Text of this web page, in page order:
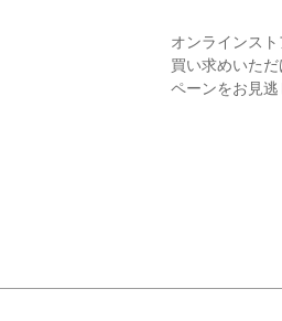
オンラインス
買い求めいた
ペーンをお見逃